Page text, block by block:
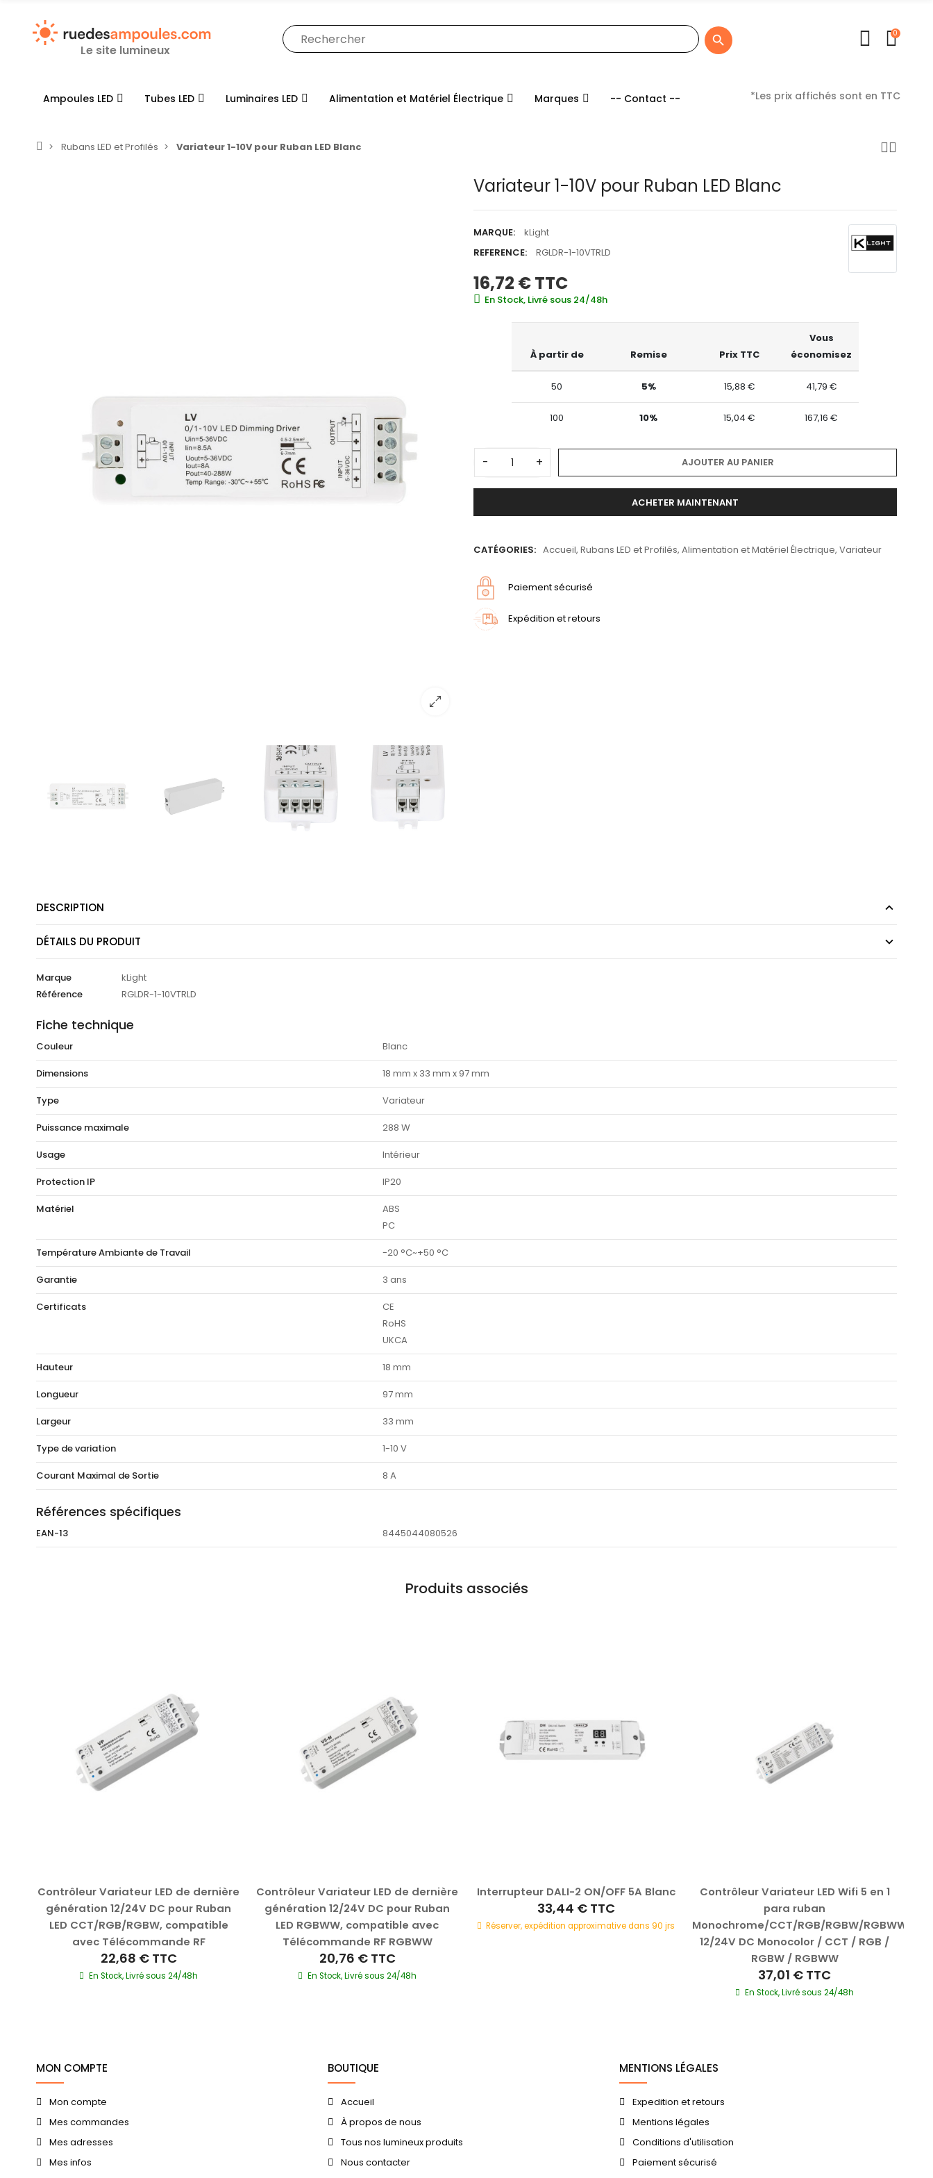
Le site lumineux

0
Ampoules LED Tubes LED Luminaires LED Alimentation et Matériel Électrique Marques -- Contact -- *Les prix affichés sont en TTC
Rubans LED et Profilés Variateur 1-10V pour Ruban LED Blanc
Variateur 1-10V pour Ruban LED Blanc
MARQUE:
kLight
REFERENCE:
RGLDR-1-10VTRLD
16,72 €TTC
En Stock, Livré sous 24/48h
À partir de Remise Prix TTC
Vous
économisez
50 5% 15,88 € 41,79 €
100 10% 15,04 € 167,16 €
- + AJOUTER AU PANIER
ACHETER MAINTENANT
CATÉGORIES: Accueil, Rubans LED et Profilés, Alimentation et Matériel Électrique, Variateur
Paiement sécurisé
Expédition et retours
DESCRIPTION
DÉTAILS DU PRODUIT
Marque
kLight
Référence
RGLDR-1-10VTRLD
Fiche technique
Couleur Blanc
Dimensions 18 mm x 33 mm x 97 mm
Type Variateur
Puissance maximale 288 W
Usage Intérieur
Protection IP IP20
Matériel
ABS
PC
Température Ambiante de Travail -20 °C~+50 °C
Garantie 3 ans
Certificats
CE
RoHS
UKCA
Hauteur 18 mm
Longueur 97 mm
Largeur 33 mm
Type de variation 1-10 V
Courant Maximal de Sortie 8 A
Références spécifiques
EAN-13 8445044080526
Produits associés
Contrôleur Variateur LED de dernière
génération 12/24V DC pour Ruban
LED CCT/RGB/RGBW, compatible
avec Télécommande RF
22,68 € TTC
En Stock, Livré sous 24/48h
Contrôleur Variateur LED de dernière
génération 12/24V DC pour Ruban
LED RGBWW, compatible avec
Télécommande RF RGBWW
20,76 € TTC
En Stock, Livré sous 24/48h
Interrupteur DALI-2 ON/OFF 5A Blanc
33,44 € TTC
Réserver, expédition approximative dans 90 jrs
Contrôleur Variateur LED Wifi 5 en 1
para ruban
Monochrome/CCT/RGB/RGBW/RGBWW
12/24V DC Monocolor / CCT / RGB /
RGBW / RGBWW
37,01 € TTC
En Stock, Livré sous 24/48h
MON COMPTE
Mon compte
Mes commandes
Mes adresses
Mes infos
BOUTIQUE
Accueil
À propos de nous
Tous nos lumineux produits
Nous contacter
MENTIONS LÉGALES
Expedition et retours
Mentions légales
Conditions d'utilisation
Paiement sécurisé